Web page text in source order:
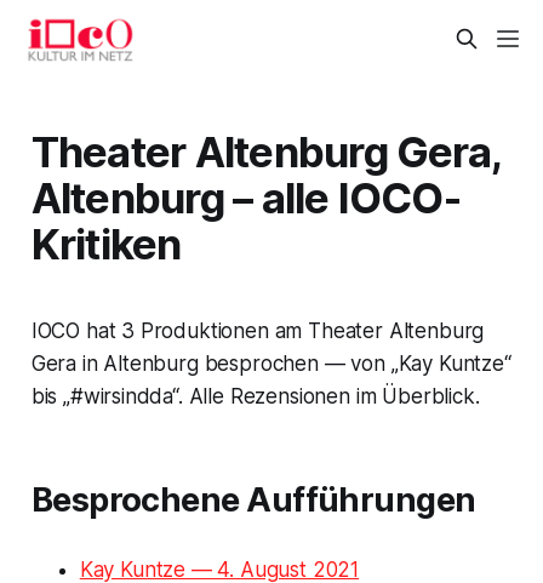
Theater Altenburg Gera,
Altenburg – alle IOCO-
Kritiken
IOCO hat 3 Produktionen am Theater Altenburg
Gera in Altenburg besprochen — von „Kay Kuntze“
bis „#wirsindda“. Alle Rezensionen im Überblick.
Besprochene Aufführungen
Kay Kuntze — 4. August 2021